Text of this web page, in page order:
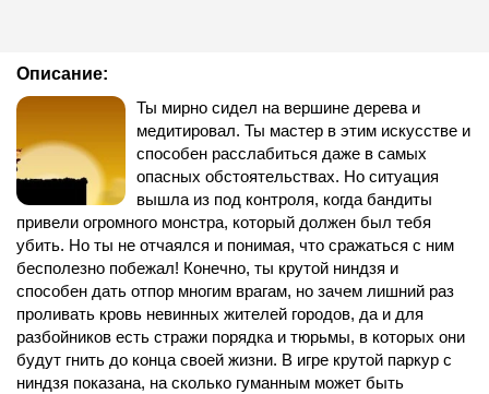
Описание:
Ты мирно сидел на вершине дерева и
медитировал. Ты мастер в этим искусстве и
способен расслабиться даже в самых
опасных обстоятельствах. Но ситуация
вышла из под контроля, когда бандиты
привели огромного монстра, который должен был тебя
убить. Но ты не отчаялся и понимая, что сражаться с ним
бесполезно побежал! Конечно, ты крутой ниндзя и
способен дать отпор многим врагам, но зачем лишний раз
проливать кровь невинных жителей городов, да и для
разбойников есть стражи порядка и тюрьмы, в которых они
будут гнить до конца своей жизни. В игре крутой паркур с
ниндзя показана, на сколько гуманным может быть